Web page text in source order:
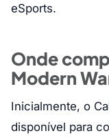
eSports.
Onde
Modern
Inicialmente, o
disponível para